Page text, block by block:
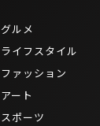
グルメ
ライフスタイル
ファッション
アート
スポーツ